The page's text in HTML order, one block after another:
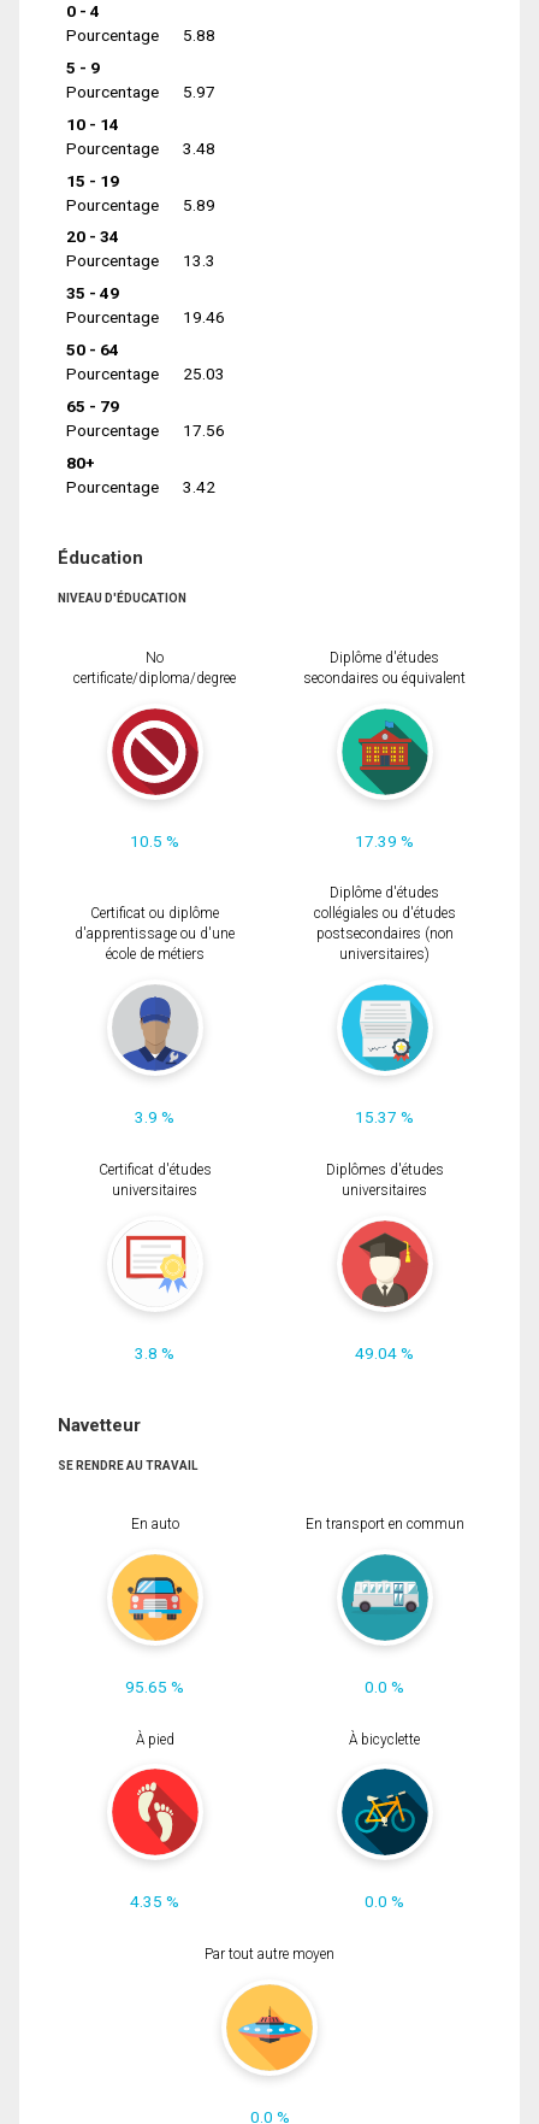
0 - 4
Pourcentage
5.88
5 - 9
Pourcentage
5.97
10 - 14
Pourcentage
3.48
15 - 19
Pourcentage
5.89
20 - 34
Pourcentage
13.3
35 - 49
Pourcentage
19.46
50 - 64
Pourcentage
25.03
65 - 79
Pourcentage
17.56
80+
Pourcentage
3.42
Éducation
NIVEAU D'ÉDUCATION
No
certificate/diploma/degree
10.5 %
Diplôme d'études
secondaires ou équivalent
17.39 %
Certificat ou diplôme
d'apprentissage ou d'une
école de métiers
3.9 %
Diplôme d'études
collégiales ou d'études
postsecondaires (non
universitaires)
15.37 %
Certificat d'études
universitaires
3.8 %
Diplômes d'études
universitaires
49.04 %
Navetteur
SE RENDRE AU TRAVAIL
En auto
95.65 %
En transport en commun
0.0 %
À pied
4.35 %
À bicyclette
0.0 %
Par tout autre moyen
0.0 %